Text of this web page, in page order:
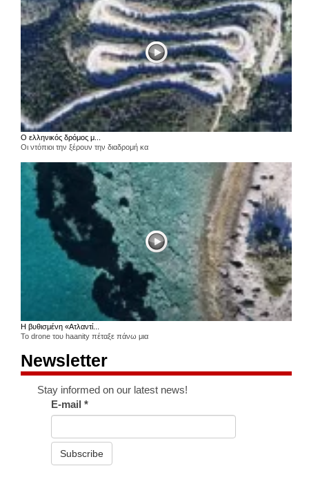
Ο ελληνικός δρόμος μ...
Οι ντόπιοι την ξέρουν την διαδρομή κα
Η βυθισμένη «Ατλαντί...
Το drone του haanity πέταξε πάνω μια
Newsletter
Stay informed on our latest news!
E-mail*
Subscribe